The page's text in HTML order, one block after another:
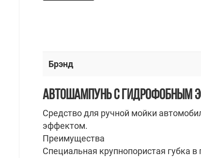
Брэнд
АВТОШАМПУНЬ С ГИДРОФОБНЫМ
Средство для ручной мойки
эффектом.
Преимущества
Специальная крупнопористая губка